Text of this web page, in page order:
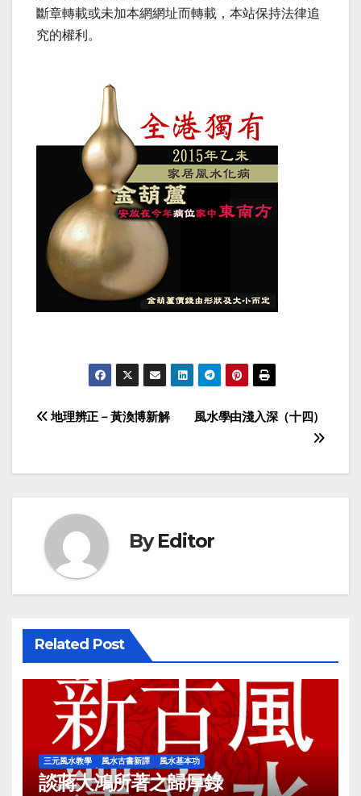
斷章轉載或未加本網網址而轉載，本站保持法律追
究的權利。
Post
風水學由淺入深（十四）
地理辨正－黃渙博新解
ByEditor
Related Post
三元風水教學 風水古書新譯 風水基本功
談蔣大鴻所著之歸厚錄